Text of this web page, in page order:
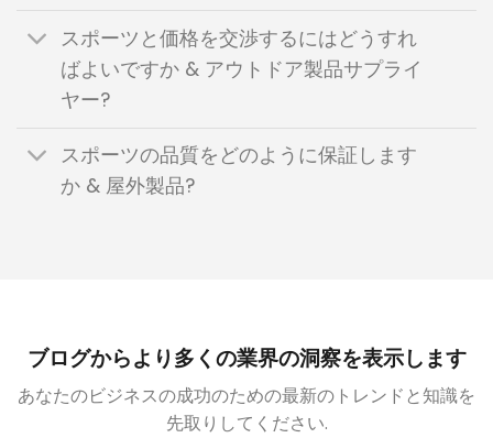
スポーツと価格を交渉するにはどうすれ
ばよいですか & アウトドア製品サプライ
ヤー?
スポーツの品質をどのように保証します
か & 屋外製品?
ブログからより多くの業界の洞察を表示します
あなたのビジネスの成功のための最新のトレンドと知識を
先取りしてください.